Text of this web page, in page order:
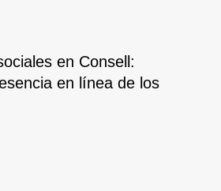
en Consell:
en línea de los